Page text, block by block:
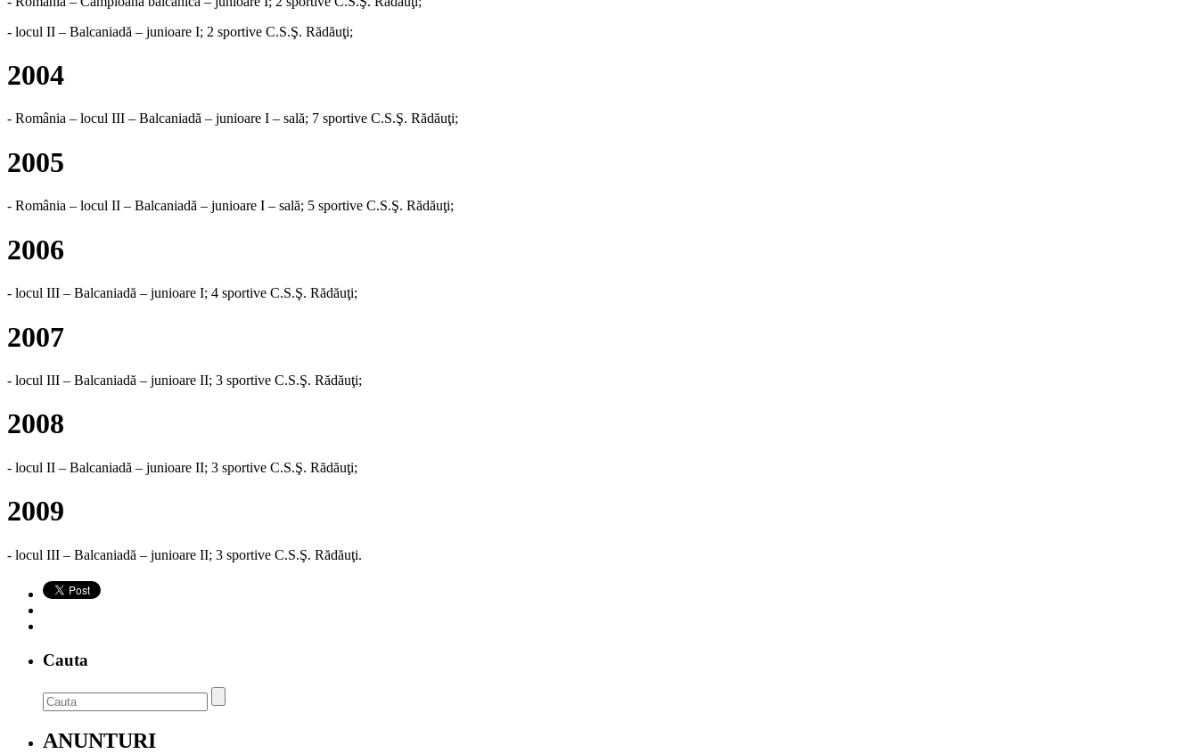
- locul II – Balcaniadă – junioare I; 2 sportive C.S.Ş. Rădăuţi;
2004
- România – locul III – Balcaniadă – junioare I – sală; 7 sportive C.S.Ş. Rădăuţi;
2005
- România – locul II – Balcaniadă – junioare I – sală; 5 sportive C.S.Ş. Rădăuţi;
2006
- locul III – Balcaniadă – junioare I; 4 sportive C.S.Ş. Rădăuţi;
2007
- locul III – Balcaniadă – junioare II; 3 sportive C.S.Ş. Rădăuţi;
2008
- locul II – Balcaniadă – junioare II; 3 sportive C.S.Ş. Rădăuţi;
2009
- locul III – Balcaniadă – junioare II; 3 sportive C.S.Ş. Rădăuţi.
Cauta
ANUNTURI